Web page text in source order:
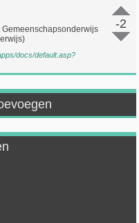
-2
docs/default.asp?